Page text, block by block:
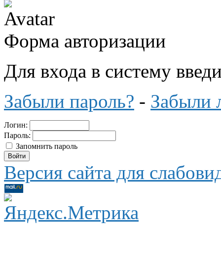
Форма авторизации
Для входа в систему
Забыли пароль? - Забыли
Логин:
Пароль:
Запомнить пароль
Версия сайта для